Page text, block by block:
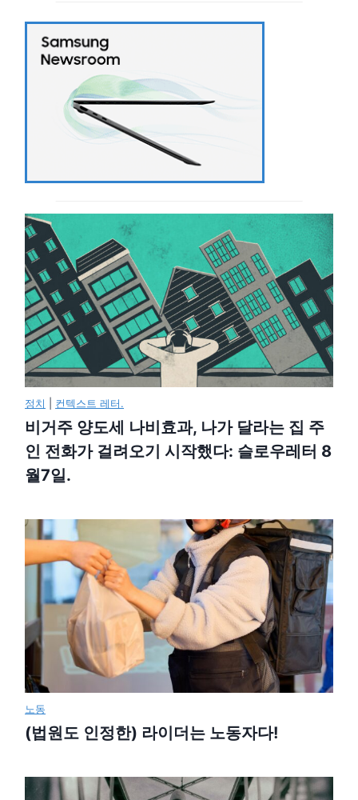
정치 컨텍스트 레터.
비거주 양도세 나비효과, 나가 달라는 집 주
인 전화가 걸려오기 시작했다: 슬로우레터 8
월7일.
노동
(법원도 인정한) 라이더는 노동자다!